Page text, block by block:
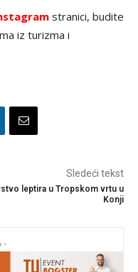
stranici, budite
iz turizma i
Sledeći tekst
leptira u Tropskom vrtu u
Konji
-